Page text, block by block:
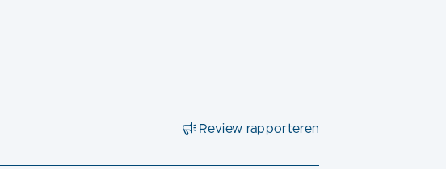
Review rapporteren